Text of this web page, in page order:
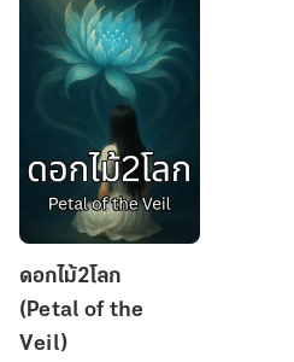
(Petal
of
the
ดอกไม้2โลก
(Petal of the
Veil)